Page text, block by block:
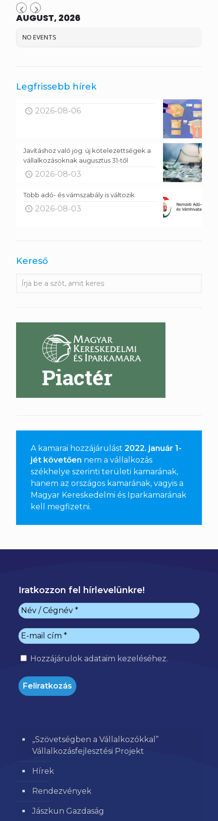
AUGUST, 2026
NO EVENTS
Legfrissebb hírek
2026-08-06
Javításhoz való jog: új kötelezettségek a
vállalkozásoknak augusztus 31-től
2026-08-03
Több adó- és vámszabály is változik
2026-08-03
Kereső
A kamarai hozzájárulást 2022. január 1-
jét követően nem a vállalkozás
székhelye szerinti területi kamarának,
hanem az országos kamarának, vagyis a
Magyar Kereskedelmi és Iparkamarának
kell megfizetni.
Iratkozzon fel hírlevelünkre!
Hozzájárulok adataim kezeléséhez.
„Szövetségben a Vállalkozókkal”
Vállalkozásfejlesztési Projekt
Hírek
Rendezvények
Jászkun Gazdaság